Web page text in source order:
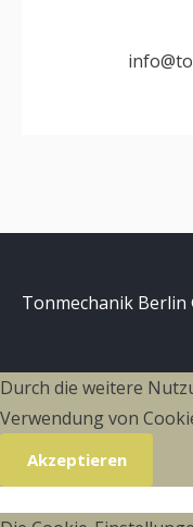
Tonmechanik Berlin
Durch die weitere
Verwendung von
Akzeptieren